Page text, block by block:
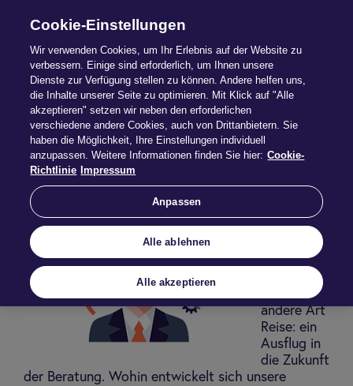
Wo geht’s lang in
der Bera­tung?
Reiseführer in die Zukunft
Juli ist
Urlaubszeit
– aber hier
geht es um
eine ganz
andere Art
Reise: ein
Ausflug in
die Zukunft
der Beratung. Wohin entwickelt sich unsere
Cookie-Einstellungen
Wir verwenden Cookies, um Ihr Erlebnis auf der Website zu
verbessern. Einige sind erforderlich, um Ihnen unsere
Dienste zur Verfügung stellen zu können. Andere helfen uns,
die Inhalte unserer Seite zu optimieren. Mit Klick auf "Alle
akzeptieren" setzen wir neben den erforderlichen
verschiedene andere Cookies, auch von Drittanbietern. Sie
haben die Möglichkeit, Ihre Einstellungen individuell
anzupassen. Weitere Informationen finden Sie hier: Cookie-
Richtlinie Impressum
Anpassen
Alle ablehnen
Alle akzeptieren